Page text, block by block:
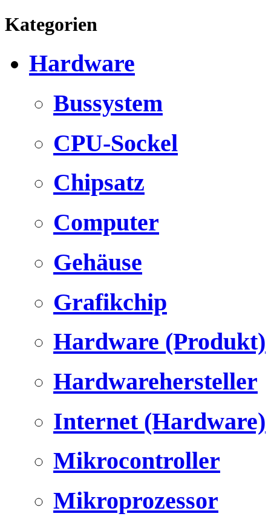
Kategorien
Hardware
Bussystem
CPU-Sockel
Chipsatz
Computer
Gehäuse
Grafikchip
Hardware (Produkt)
Hardwarehersteller
Internet (Hardware)
Mikrocontroller
Mikroprozessor